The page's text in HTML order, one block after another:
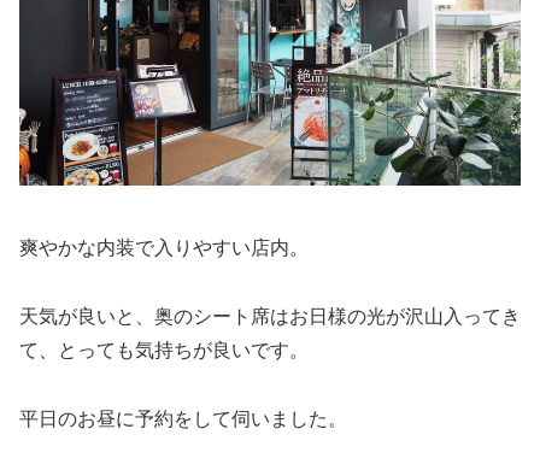
爽やかな内装で入りやすい店内。
天気が良いと、奥のシート席はお日様の光が沢山入ってき
て、とっても気持ちが良いです。
平日のお昼に予約をして伺いました。